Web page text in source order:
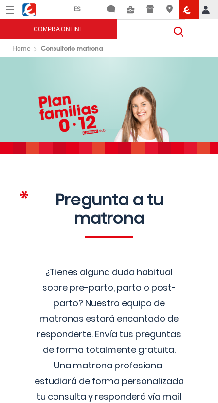
Menú Eroski
COMPRA ONLINE
Home Consultorio matrona
Pregunta a tu
matrona
¿Tienes alguna duda habitual
sobre pre-parto, parto o post-
parto? Nuestro equipo de
matronas estará encantado de
responderte. Envía tus preguntas
de forma totalmente gratuita.
Una matrona profesional
estudiará de forma personalizada
tu consulta y responderá vía mail